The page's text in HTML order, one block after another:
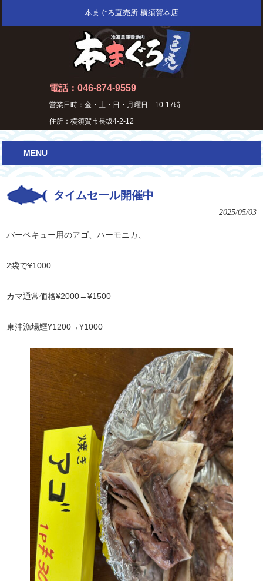
本まぐろ直売所 横須賀本店
電話：046-874-9559
営業日時：金・土・日・月曜日 10-17時
住所：横須賀市長坂4-2-12
MENU
タイムセール開催中
2025/05/03
バーベキュー用のアゴ、ハーモニカ、
2袋で¥1000
カマ通常価格¥2000→¥1500
東沖漁場鰹¥1200→¥1000